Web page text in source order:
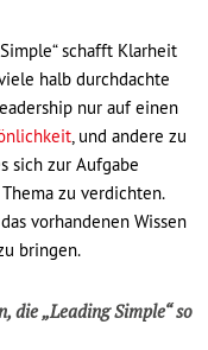
schafft Klarheit
halb durchdachte
nur auf einen
, und andere zu
sich zur Aufgabe
zu verdichten.
vorhandenen Wissen
bringen.
die „Leading Simple“ so